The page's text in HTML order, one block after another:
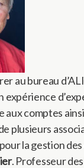
au bureau
expérience
aux comptes
plusieurs
la gestion des
. Professeur